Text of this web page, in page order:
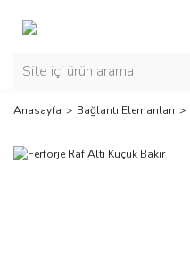
Anasayfa Bağlantı Elemanları